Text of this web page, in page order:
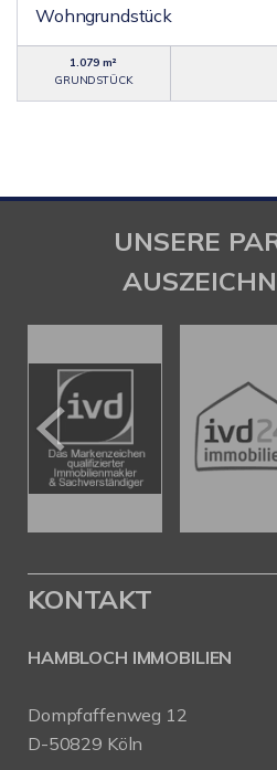
Wohngrundstück
1.079 m²
GRUNDSTÜCK
UNSERE
KONTAKT
HAMBLOCH IMMOBILIEN
Dompfaffenweg 12
D-50829 Köln